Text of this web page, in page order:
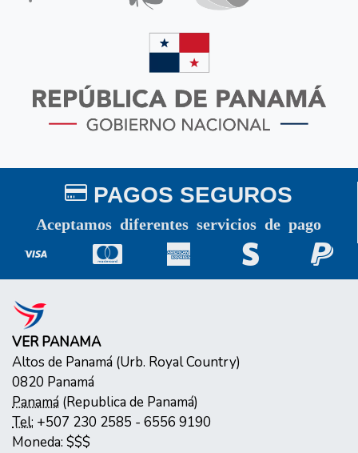
PAGOS SEGUROS
Aceptamos diferentes servicios de pago
VER PANAMA
Altos de Panamá (Urb. Royal Country)
0820 Panamá
Panamá (Republica de Panamá)
Tel: +507 230 2585 - 6556 9190
Moneda: $$$